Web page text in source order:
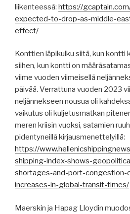
liikenteessä: https://
expected-to-drop-as-middle-
effect/
Konttien läpikulku siitä, kun kontti
siihen, kun kontti on
viime vuoden viimeisellä
päivää. Verrattuna vuoden 2023
neljännekseen nousua oli
vaikutus oli kuljetusmatkan
meren kriisin vuoksi, satamien
pidentyneillä kirjausmenettelyillä:
https://
shipping-index-shows-
shortages-and-port-congestion-
increases-in-global-transit-times/
Maerskin ja Hapag Lloydin